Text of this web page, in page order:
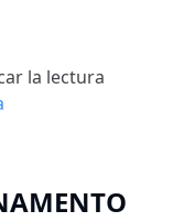
la lectura